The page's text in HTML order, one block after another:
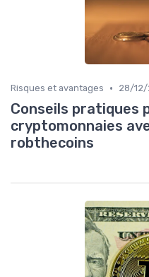
Risques et avantages • 28/
Conseils pratiques
cryptomonnaies
robthecoins